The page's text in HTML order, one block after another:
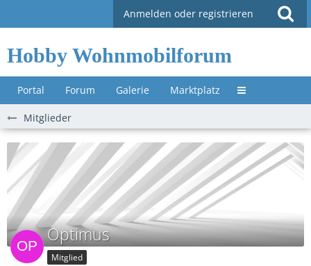
Anmelden oder registrieren
Hobby Wohnmobilforum
Portal Forum Galerie Marktplatz Untermenü »
Mitglieder
Optimus
Mitglied